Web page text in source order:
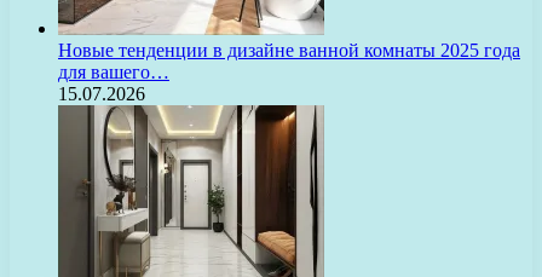
Новые тенденции в дизайне ванной комнаты 2025 года
для вашего…
15.07.2026